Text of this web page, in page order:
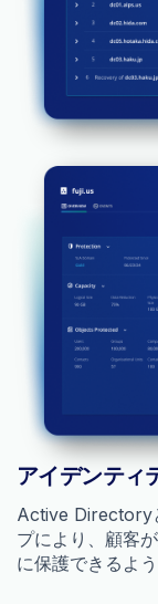
アイデンティ
Active Directory
プにより、顧客
に保護できるよう